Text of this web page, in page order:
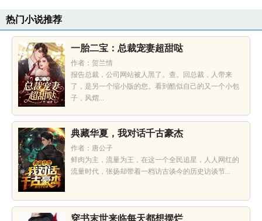
热门小说推荐
一胎二宝：总裁宠妻超甜哒
作者：贺兰情
报告总裁，公司网站被人黑了。查。回总裁，人带来
了，是另一个缩小版的您。看到酷似自己的又一个小包
子，风熠...
典藏华夏，我对话千古豪杰
作者：唐公子
鲜肉为主，流量为王，在这一个全民追星，人人网红的
流量时代，张扬却带着一档访古谈今的历史访谈节...
穿书末世来临每天都想摆烂